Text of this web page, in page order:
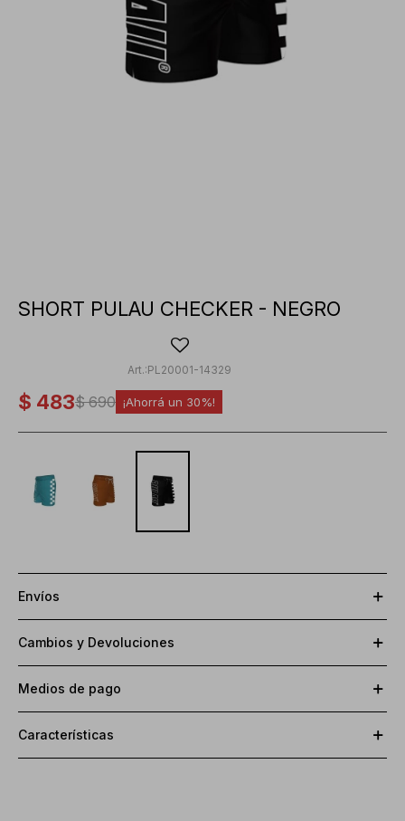
SHORT PULAU CHECKER - NEGRO
PL20001-14329
$ 483$ 690 30
Envíos
Cambios y Devoluciones
Medios de pago
Características